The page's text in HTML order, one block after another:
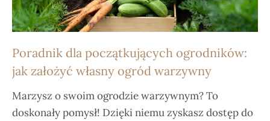
Poradnik dla początkujących ogrodników:
jak założyć własny ogród warzywny
Marzysz o swoim ogrodzie warzywnym? To
doskonały pomysł! Dzięki niemu zyskasz dostęp do